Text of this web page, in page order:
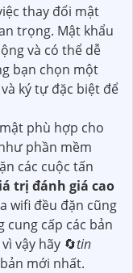
thay đổi mật
trọng. Mật khẩu
và có thể dễ
bạn chọn một
ký tự đặc biệt để
phù hợp cho
phần mềm
các cuộc tấn
trị đánh giá cao
wifi đều đặn cũng
cấp các bản
vậy hãy 🔄tin
mới nhất.